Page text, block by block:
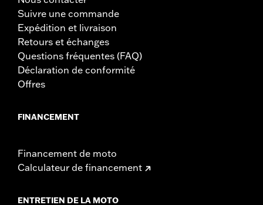
Suivre une commande
Expédition et livraison
Retours et échanges
Questions fréquentes (FAQ)
Déclaration de conformité
Offres
FINANCEMENT
Financement de moto
Calculateur de financement
ENTRETIEN DE LA MOTO